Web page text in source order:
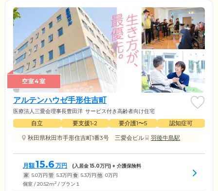
空室4室
アルテンハウゼ手形住吉町
医療法人三愛会理事長豊田洋 サービス付き高齢者向け住宅
自立 要支援1•2 要介護1〜5
認知症可
秋田県秋田市手形住吉町1番3号 三愛会ビル
羽後牛島駅
月額15.6 万円 (入居金15.0万円) + 介護保険料
家 5.0万円 管 5.3万円 食 5.3万円 他 0万円
個室 / 20.52m2 / プラン１